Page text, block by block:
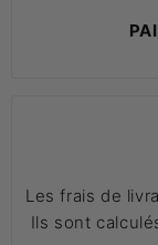
Les frais de
Ils sont